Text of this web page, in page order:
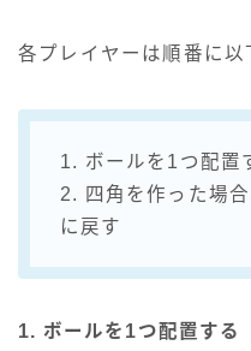
各プレイヤーは順番に以
1. ボールを1つ配置
2. 四角を作った場
に戻す
1. ボールを1つ配置する